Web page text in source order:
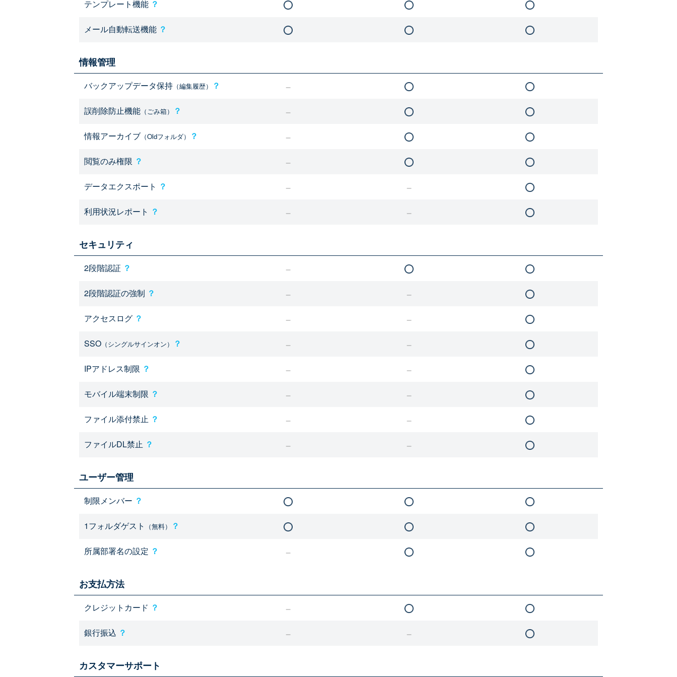
テンプレート機能 ？
メール自動転送機能 ？
情報管理
バックアップデータ保持 （編集履歴） ？
誤削除防止機能 （ごみ箱） ？
情報アーカイブ （Oldフォルダ） ？
閲覧のみ権限 ？
データエクスポート ？
利用状況レポート ？
セキュリティ
2段階認証 ？
2段階認証の強制 ？
アクセスログ ？
SSO （シングルサインオン） ？
IPアドレス制限 ？
モバイル端末制限 ？
ファイル添付禁止 ？
ファイルDL禁止 ？
ユーザー管理
制限メンバー ？
1フォルダゲスト （無料） ？
所属部署名の設定 ？
お支払方法
クレジットカード ？
銀行振込 ？
カスタマーサポート